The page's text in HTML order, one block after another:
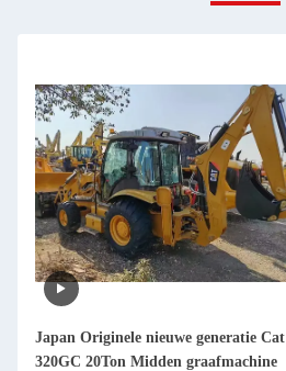
Japan Originele nieuwe generatie Cat
320GC 20Ton Midden graafmachine